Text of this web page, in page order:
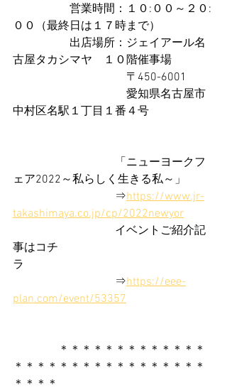
営業時間：１０:００～２０:
００（最終日は１７時まで）
出店場所：ジェイアール名
古屋タカシマヤ　１０階催事場
〒450-6001
愛知県名古屋市
中村区名駅１丁目１番４号
「ニューヨークフ
ェア2022～私らしく生きる私～」
⇒https://www.jr-
takashimaya.co.jp/cp/2022newyor
イベントご紹介記
事はコチ
ラ
⇒https://eee-
plan.com/event/53357
＊＊＊＊＊＊＊＊＊＊＊＊＊
＊＊＊＊＊＊＊＊＊＊＊＊＊＊＊＊＊
＊＊＊＊